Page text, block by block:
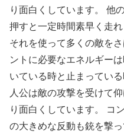
り面白くしています。 他
押すと一定時間素早く走
それを使って多くの敵を
ントに必要なエネルギー
いている時と止まってい
人公は敵の攻撃を受けて
り面白くしています。 コ
の大きめな反動も銃を撃